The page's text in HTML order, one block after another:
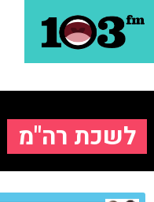
לשכת רה"מ